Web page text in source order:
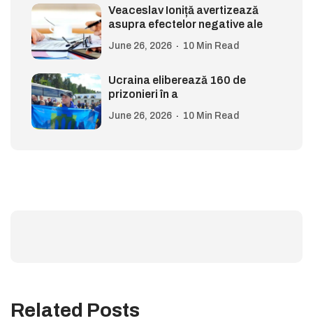
Veaceslav Ioniță avertizează
asupra efectelor negative ale
June 26, 2026 10 Min Read
Ucraina eliberează 160 de
prizonieri în a
June 26, 2026 10 Min Read
Related Posts